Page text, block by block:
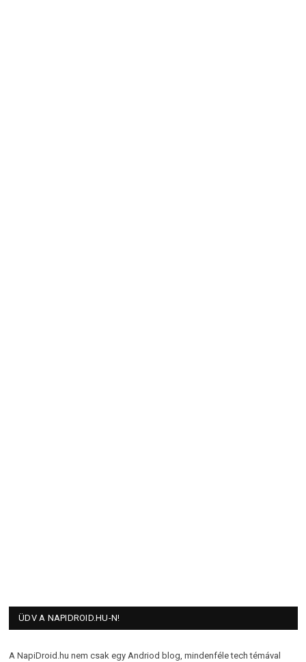
ÜDV A NAPIDROID.HU-N!
A NapiDroid.hu nem csak egy Andriod blog, mindenféle tech témával